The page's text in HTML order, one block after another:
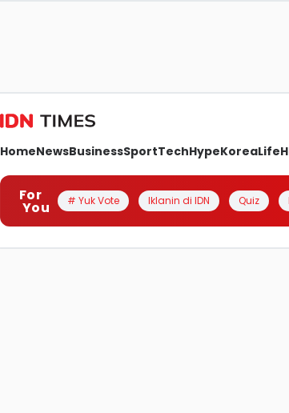
HomeNewsBusinessSportTechHypeKoreaLife
For
You # Yuk Vote Iklanin di IDN Quiz